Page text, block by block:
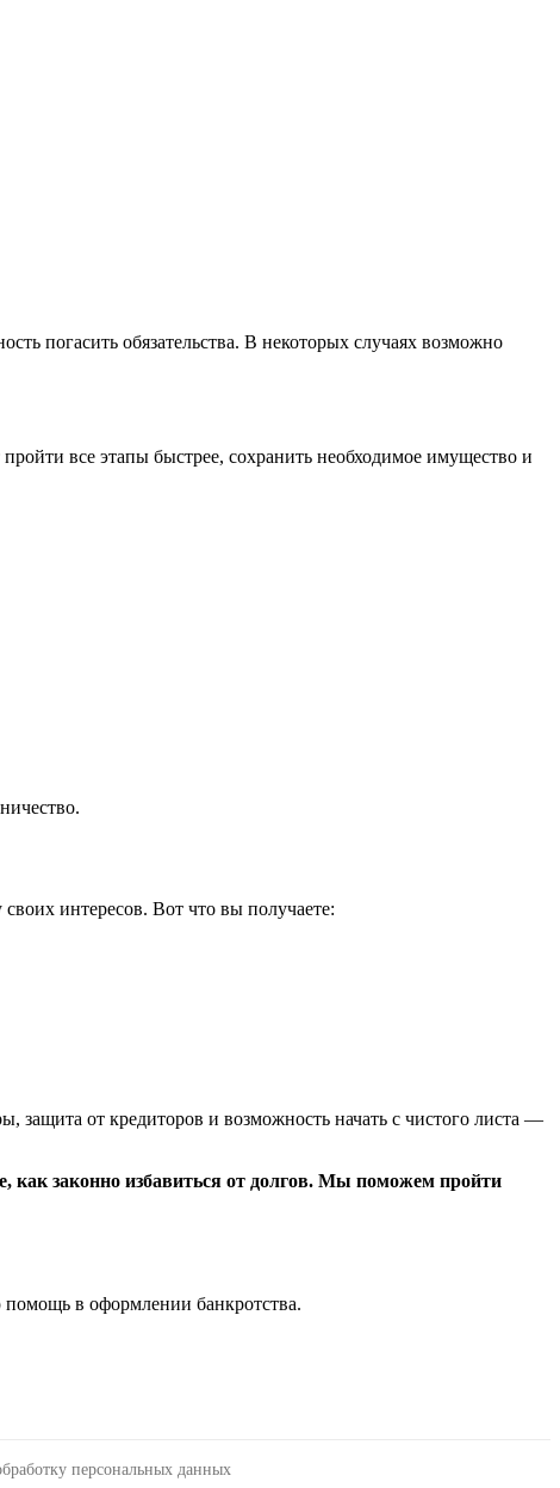
погасить обязательства. В некоторых случаях возможно
все этапы быстрее, сохранить необходимое имущество и
интересов. Вот что вы получаете:
защита от кредиторов и возможность начать с чистого листа —
как законно избавиться от долгов. Мы поможем пройти
в оформлении банкротства.
персональных данных